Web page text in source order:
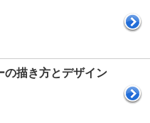
の描き方とデザイン